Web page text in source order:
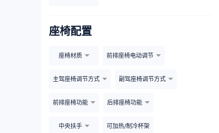
座椅配置
座椅材质 前排座椅电动调节
主驾座椅调节方式 副驾座椅调节方式
前排座椅功能 后排座椅功能
中央扶手 可加热/制冷杯架